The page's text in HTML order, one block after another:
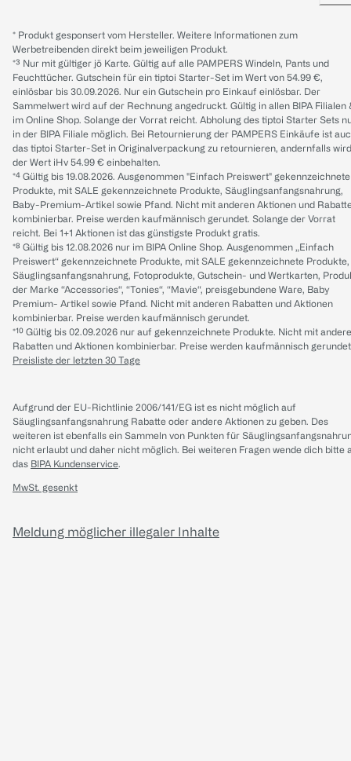
* Produkt gesponsert vom Hersteller. Weitere Informationen zum
Werbetreibenden direkt beim jeweiligen Produkt.
*³ Nur mit gültiger jö Karte. Gültig auf alle PAMPERS Windeln, Pants und
Feuchttücher. Gutschein für ein tiptoi Starter-Set im Wert von 54.99 €,
einlösbar bis 30.09.2026. Nur ein Gutschein pro Einkauf einlösbar. Der
Sammelwert wird auf der Rechnung angedruckt. Gültig in allen BIPA Filialen
im Online Shop. Solange der Vorrat reicht. Abholung des tiptoi Starter Sets
in der BIPA Filiale möglich. Bei Retournierung der PAMPERS Einkäufe ist
das tiptoi Starter-Set in Originalverpackung zu retournieren, andernfalls wird
der Wert iHv 54.99 € einbehalten.
*⁴ Gültig bis 19.08.2026. Ausgenommen "Einfach Preiswert" gekennzeichnete
Produkte, mit SALE gekennzeichnete Produkte, Säuglingsanfangsnahrung,
Baby-Premium-Artikel sowie Pfand. Nicht mit anderen Aktionen und
kombinierbar. Preise werden kaufmännisch gerundet. Solange der Vorrat
reicht. Bei 1+1 Aktionen ist das günstigste Produkt gratis.
*⁸ Gültig bis 12.08.2026 nur im BIPA Online Shop. Ausgenommen „Einfach
Preiswert“ gekennzeichnete Produkte, mit SALE gekennzeichnete Produkte,
Säuglingsanfangsnahrung, Fotoprodukte, Gutschein- und Wertkarten,
der Marke “Accessories“, “Tonies“, “Mavie“, preisgebundene Ware, Baby
Premium- Artikel sowie Pfand. Nicht mit anderen Rabatten und Aktionen
kombinierbar. Preise werden kaufmännisch gerundet.
*¹⁰ Gültig bis 02.09.2026 nur auf gekennzeichnete Produkte. Nicht mit
Rabatten und Aktionen kombinierbar. Preise werden kaufmännisch
Preisliste der letzten 30 Tage
Aufgrund der EU-Richtlinie 2006/141/EG ist es nicht möglich auf
Säuglingsanfangsnahrung Rabatte oder andere Aktionen zu geben. Des
weiteren ist ebenfalls ein Sammeln von Punkten für
nicht erlaubt und daher nicht möglich. Bei weiteren Fragen wende dich bitte
das BIPA Kundenservice.
MwSt. gesenkt
Meldung möglicher illegaler Inhalte